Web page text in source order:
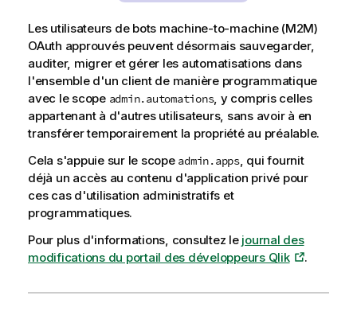
Les utilisateurs de bots machine-to-machine (M2M)
OAuth approuvés peuvent désormais sauvegarder,
auditer, migrer et gérer les automatisations dans
l'ensemble d'un client de manière programmatique
avec le scope admin.automations, y compris celles
appartenant à d'autres utilisateurs, sans avoir à en
transférer temporairement la propriété au préalable.
Cela s'appuie sur le scope admin.apps, qui fournit
déjà un accès au contenu d'application privé pour
ces cas d'utilisation administratifs et
programmatiques.
Pour plus d'informations, consultez le journal des
modifications du portail des développeurs Qlik
.